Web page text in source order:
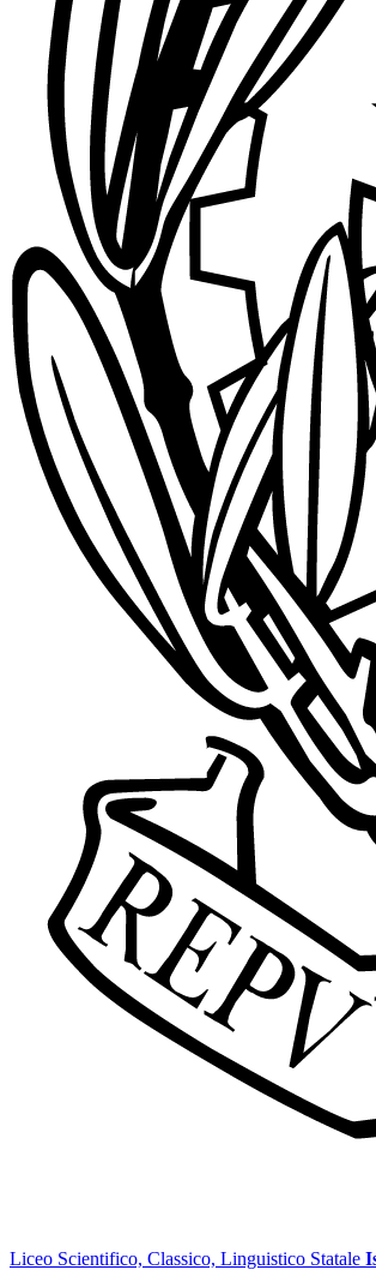
Liceo Scientifico, Classico, Linguistico Statale